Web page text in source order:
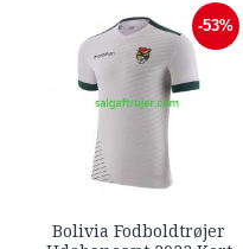
-53%
Bolivia Fodboldtrøjer